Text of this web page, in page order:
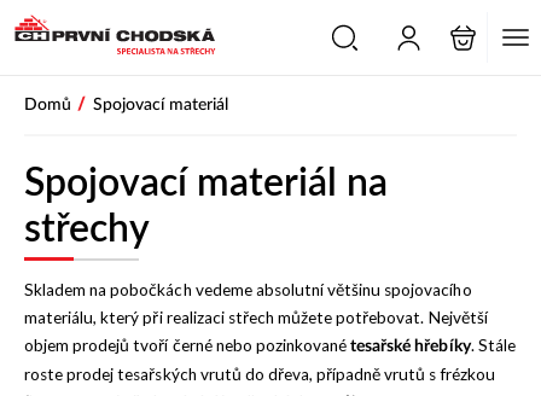
Domů / Spojovací materiál
Spojovací materiál na
střechy
Skladem na pobočkách vedeme absolutní většinu spojovacího
materiálu, který při realizaci střech můžete potřebovat. Největší
objem prodejů tvoří černé nebo pozinkovanétesařské hřebíky. Stále
roste prodej tesařských vrutů do dřeva, případně vrutů s frézkou